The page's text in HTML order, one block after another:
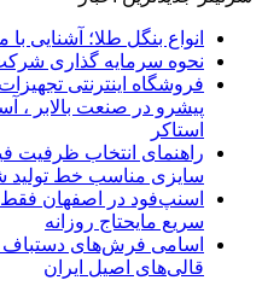
انواع بنگل طلا؛ آشنایی
نحوه سرمایه‌ گذاری
فروشگاه اینترنتی
پیشرو در صنعت بالابر ،
استاکر
راهنمای انتخاب ظرفیت
سایزی مناسب خط
اسنپ‌فود در اصفهان
سریع مایحتاج روزانه
اسامی فرش‌های دستباف
قالی‌های اصیل ایران